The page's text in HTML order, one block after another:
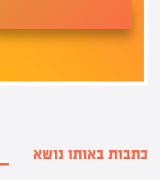
כתבות באותו נושא